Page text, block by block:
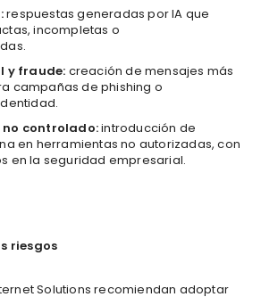
respuestas generadas por IA que
incompletas o
y fraude: creación de mensajes más
campañas de phishing o
no controlado:introducción de
en herramientas no autorizadas, con
en la seguridad empresarial.
riesgos
Solutions recomiendan adoptar